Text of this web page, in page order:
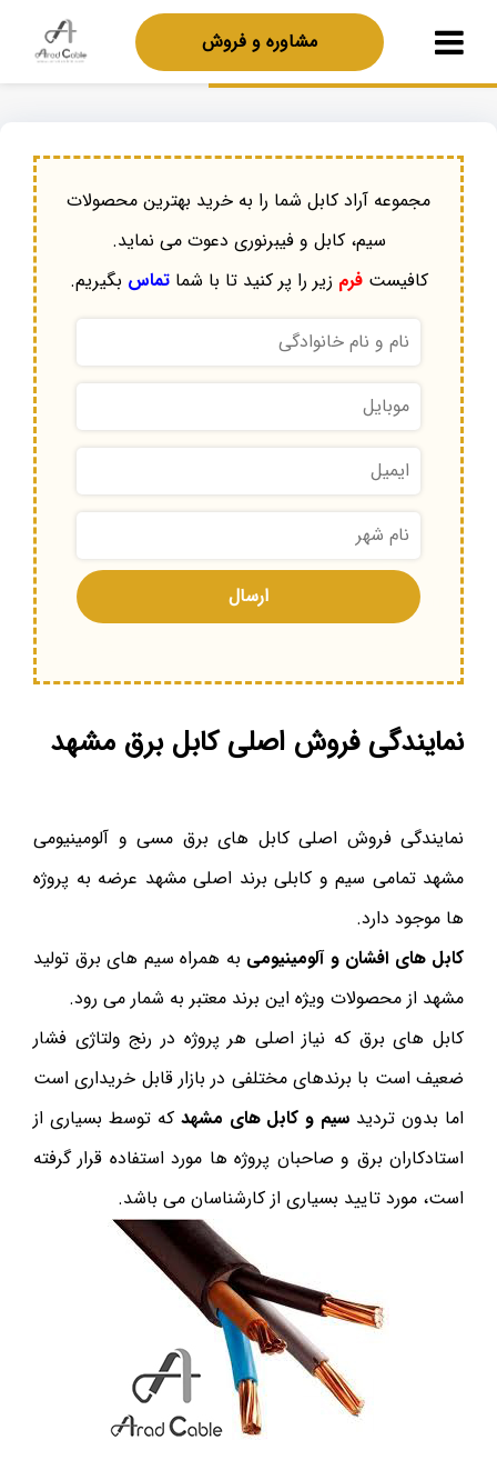
مشاوره و فروش
مجموعه آراد کابل شما را به خرید بهترین محصولات
سیم، کابل و فیبرنوری دعوت می نماید.
کافیستفرم زیر را پر کنید تا با شماتماس بگیریم.
نمایندگی فروش اصلی کابل برق مشهد
نمایندگی فروش اصلی کابل های برق مسی و آلومینیومی
مشهد تمامی سیم و کابلی برند اصلی مشهد عرضه به پروژه
ها موجود دارد.
کابل های افشان و آلومینیومی به همراه سیم های برق تولید
مشهد از محصولات ویژه این برند معتبر به شمار می رود.
کابل های برق که نیاز اصلی هر پروژه در رنج ولتاژی فشار
ضعیف است با برندهای مختلفی در بازار قابل خریداری است
اما بدون تردید سیم و کابل های مشهد که توسط بسیاری از
استادکاران برق و صاحبان پروژه ها مورد استفاده قرار گرفته
است، مورد تایید بسیاری از کارشناسان می باشد.